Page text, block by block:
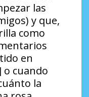
las
y que,
como
en
cuando
la